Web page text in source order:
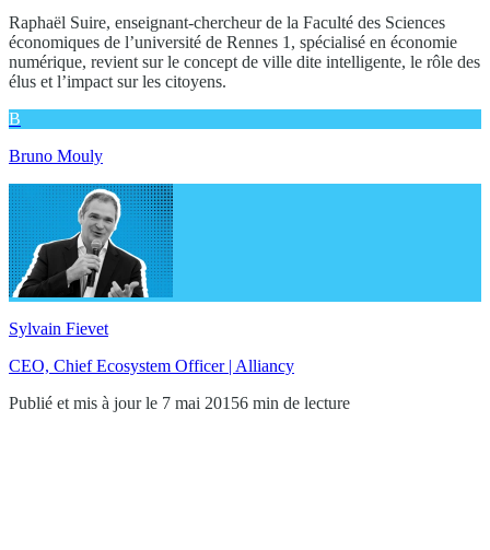
Raphaël Suire, enseignant-chercheur de la Faculté des Sciences
économiques de l’université de Rennes 1, spécialisé en économie
numérique, revient sur le concept de ville dite intelligente, le rôle des
élus et l’impact sur les citoyens.
B
Bruno Mouly
Sylvain Fievet
CEO, Chief Ecosystem Officer | Alliancy
Publié et mis à jour le 7 mai 20156 min de lecture